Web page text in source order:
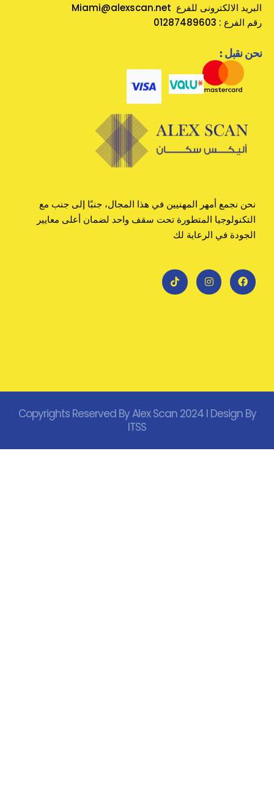
Miami@alexscan.net البريد الالكترونى للفرع
رقم الفرع : 01287489603
: نحن نقبل
نحن نجمع أمهر المهنيين في هذا المجال، جنبًا إلى جنب مع
التكنولوجيا المتطورة تحت سقف واحد لضمان أعلى معايير
الجودة في الرعاية لك
Copyrights Reserved By Alex Scan 2024 I Design By
ITSS